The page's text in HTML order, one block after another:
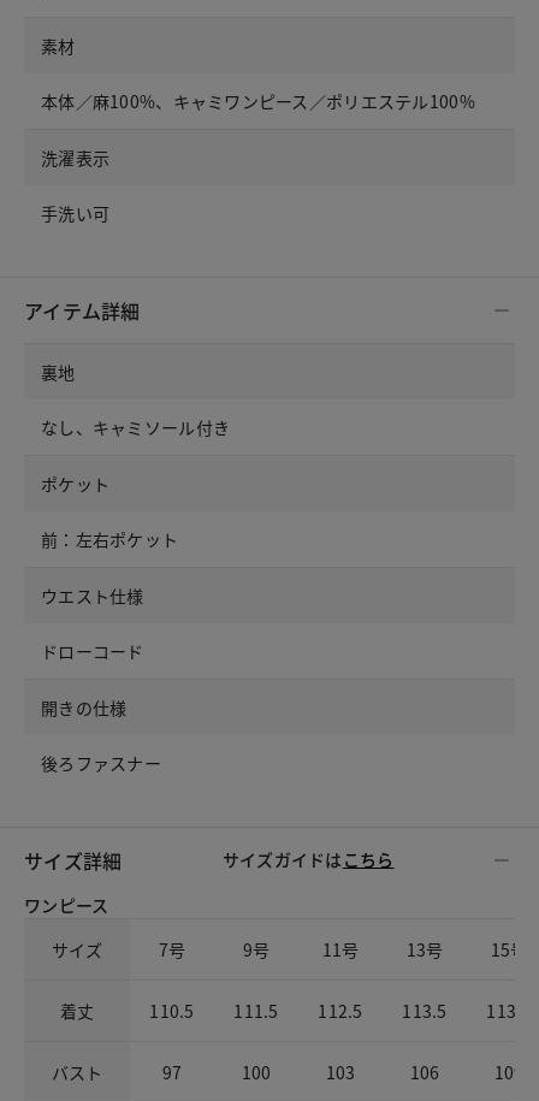
素材
本体／麻100%、キャミワンピース／ポリエステル100%
洗濯表示
手洗い可
アイテム詳細
裏地
なし、キャミソール付き
ポケット
前：左右ポケット
ウエスト仕様
ドローコード
開きの仕様
後ろファスナー
サイズ詳細 サイズガイドは こちら
ワンピース
サイズ
7号 9号 11号 13号 15号
着丈 110.5 111.5 112.5 113.5 113.5
バスト 97 100 103 106 109